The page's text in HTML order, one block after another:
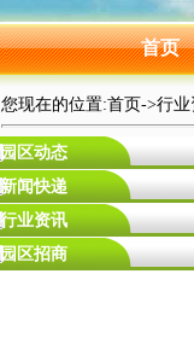
首页
您现在的位置:首页->行业
园区动态
新闻快递
行业资讯
园区招商